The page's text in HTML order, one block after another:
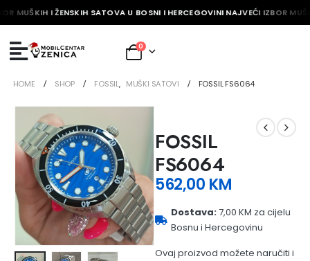
MUŠKIH I ŽENSKIH SATOVA U BOSNI I HERCEGOVINI NAJVEĆI IZBOR
0
HOME SHOP FOSSIL, MUŠKI SATOVI FOSSIL FS6064
FOSSIL
FS6064
562,00 KM
Dostava:7,00 KM za cijelu
Bosnu i Hercegovinu
Ovaj proizvod možete naručiti i